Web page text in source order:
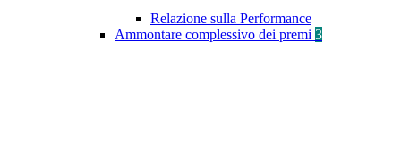
Relazione sulla Performance
Ammontare complessivo dei premi 3